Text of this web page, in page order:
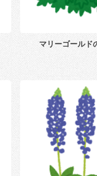
マリーゴールド